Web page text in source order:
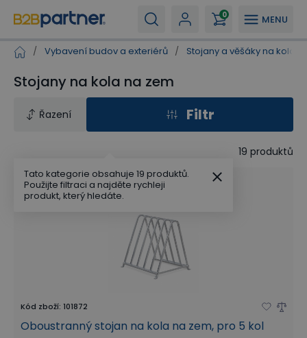
MENU
0
/ Vybavení budov a exteriérů / Stojany a věšáky na kola
Stojany na kola na zem
Řazení Filtr
19 produktů
Kód zboží: 101872
Oboustranný stojan na kola na zem, pro 5 kol
Tato kategorie obsahuje 19 produktů.
Použijte filtraci a najděte rychleji
produkt, který hledáte.